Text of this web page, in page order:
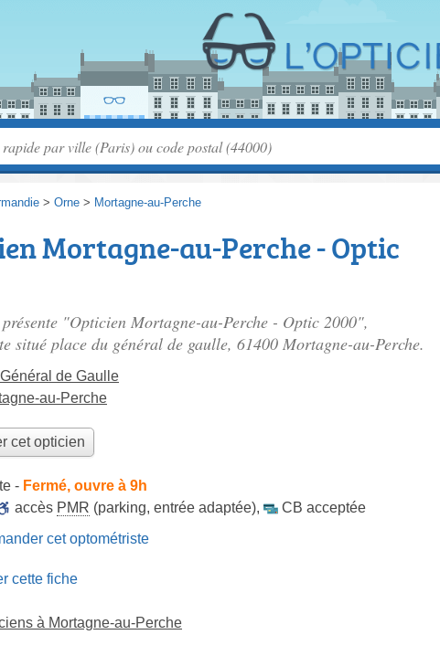
> Orne > Mortagne-au-Perche
Mortagne-au-Perche - Optic
présente "Opticien Mortagne-au-Perche - Optic 2000",
situé place du général de gaulle, 61400 Mortagne-au-Perche.
de Gaulle
au-Perche
cet opticien
- Fermé, ouvre à 9h
accès PMR (parking, entrée adaptée),
CB acceptée
cet optométriste
cette fiche
à Mortagne-au-Perche